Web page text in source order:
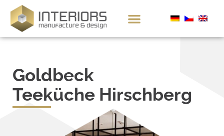
Goldbeck
Teeküche Hirschberg